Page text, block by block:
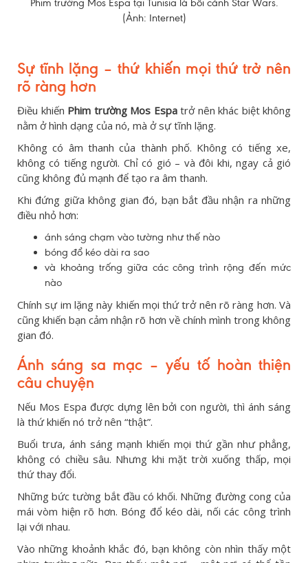
Phim trường Mos Espa tại Tunisia là bối cảnh Star Wars.
(Ảnh: Internet)
Sự tĩnh lặng – thứ khiến mọi thứ trở nên
rõ ràng hơn
Điều khiến Phim trường Mos Espatrở nên khác biệt không
nằm ở hình dạng của nó, mà ở sự tĩnh lặng.
Không có âm thanh của thành phố. Không có tiếng xe,
không có tiếng người. Chỉ có gió – và đôi khi, ngay cả gió
cũng không đủ mạnh để tạo ra âm thanh.
Khi đứng giữa không gian đó, bạn bắt đầu nhận ra những
điều nhỏ hơn:
ánh sáng chạm vào tường như thế nào
bóng đổ kéo dài ra sao
và khoảng trống giữa các công trình rộng đến mức
nào
Chính sự im lặng này khiến mọi thứ trở nên rõ ràng hơn. Và
cũng khiến bạn cảm nhận rõ hơn về chính mình trong không
gian đó.
Ánh sáng sa mạc – yếu tố hoàn thiện
câu chuyện
Nếu Mos Espa được dựng lên bởi con người, thì ánh sáng
là thứ khiến nó trở nên “thật”.
Buổi trưa, ánh sáng mạnh khiến mọi thứ gần như phẳng,
không có chiều sâu. Nhưng khi mặt trời xuống thấp, mọi
thứ thay đổi.
Những bức tường bắt đầu có khối. Những đường cong của
mái vòm hiện rõ hơn. Bóng đổ kéo dài, nối các công trình
lại với nhau.
Vào những khoảnh khắc đó, bạn không còn nhìn thấy một